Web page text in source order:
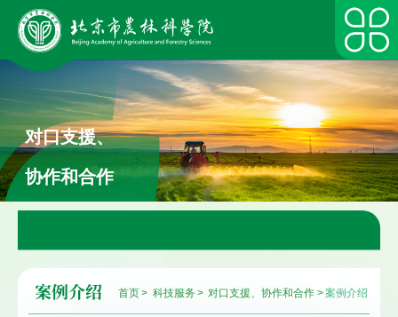
对口支援、
协作和合作
首页> 科技服务 > 对口支援、协作和合作 >案例介绍
案例介绍